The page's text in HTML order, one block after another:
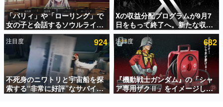
アプリセール情報
インタビュー
連載・特集一覧
殿堂入り記事
SNS拡散数が数千以上！ ページビュー数万以上！ などな
ど。多くの人々に読まれた、電ファミ渾身の“殿堂入り”記
事をまとめました。
「パリィ」や「ローリング」で
女の子と会話するソウルライク
恋愛ゲーム『小早川さんはソウ
ルライク』無料公開。返事に失
敗すると「YOU DIED」
Xの収益分配プログラムが9月7
日をもって終了へ。新たな収益
化制度「Original Content
Rewards Program」を発表
注目度 924
不死身のニワトリと宇宙船を探
索する“非常に好評”なサバイバ
ルゲーム『Breathedge』が無
注目度 682
『機動戦士ガンダム』の「シャ
ア専用ザクⅡ」をイメージした
散水ホースリールが予約開始。